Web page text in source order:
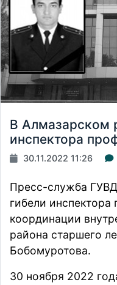
В Алмазарском
инспектора
30.11.2022 11:26
Пресс-служба
гибели инспектора
координации
района старшего
Бобомуротова.
30 ноября 2022